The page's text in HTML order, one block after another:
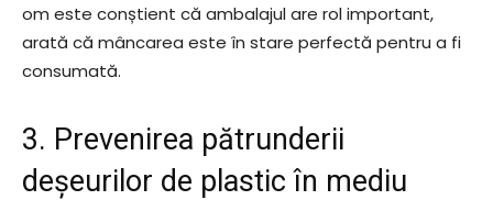
om este conștient că ambalajul are rol important,
arată că mâncarea este în stare perfectă pentru a fi
consumată.
3. Prevenirea pătrunderii
deșeurilor de plastic în mediu